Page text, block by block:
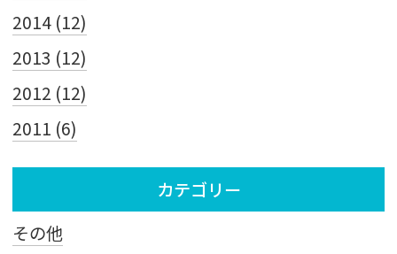
2014 (12)
2013 (12)
2012 (12)
2011 (6)
カテゴリー
その他